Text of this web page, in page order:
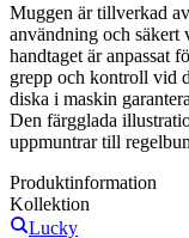
Muggen är tillverkad
användning och säkert
handtaget är anpassat
grepp och kontroll vid
diska i maskin
Den färgglada
uppmuntrar till
Produktinformation
Kollektion
Lucky